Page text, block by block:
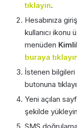
tıklayın.
Hesabınıza
kullanıcı ikonu
menüden
buraya
İstenen
butonuna
Yeni açılan
şekilde